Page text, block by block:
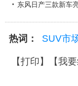
东风日产三款新车
热词： SUV市
【打印】【我